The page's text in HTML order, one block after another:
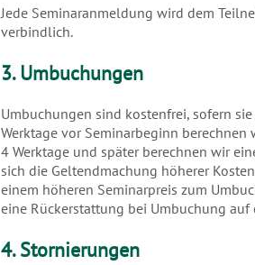
Jede Seminaranmeldung wird dem
verbindlich.
3. Umbuchungen
Umbuchungen sind kostenfrei, sofern
Werktage vor Seminarbeginn
4 Werktage und später berechnen wir
sich die Geltendmachung höherer
einem höheren Seminarpreis zum
eine Rückerstattung bei Umbuchung
4. Stornierungen